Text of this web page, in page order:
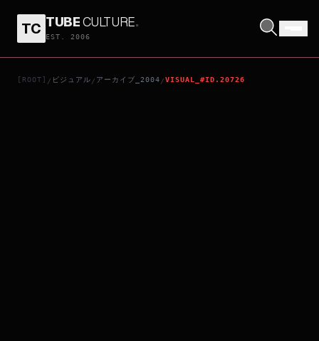
TC TUBECULTURE.
EST. 2006
[ROOT] / ビジュアル / アーカイブ_2004 /VISUAL_#ID.20726
雨が見つけた君